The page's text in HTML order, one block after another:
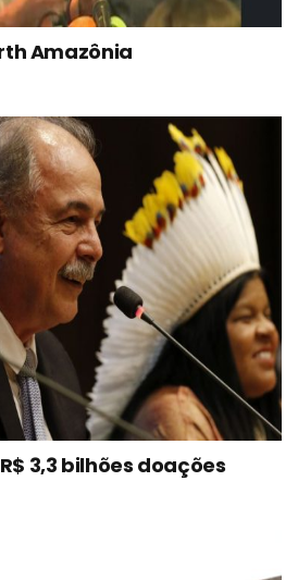
Amazônia
3,3 bilhões doações